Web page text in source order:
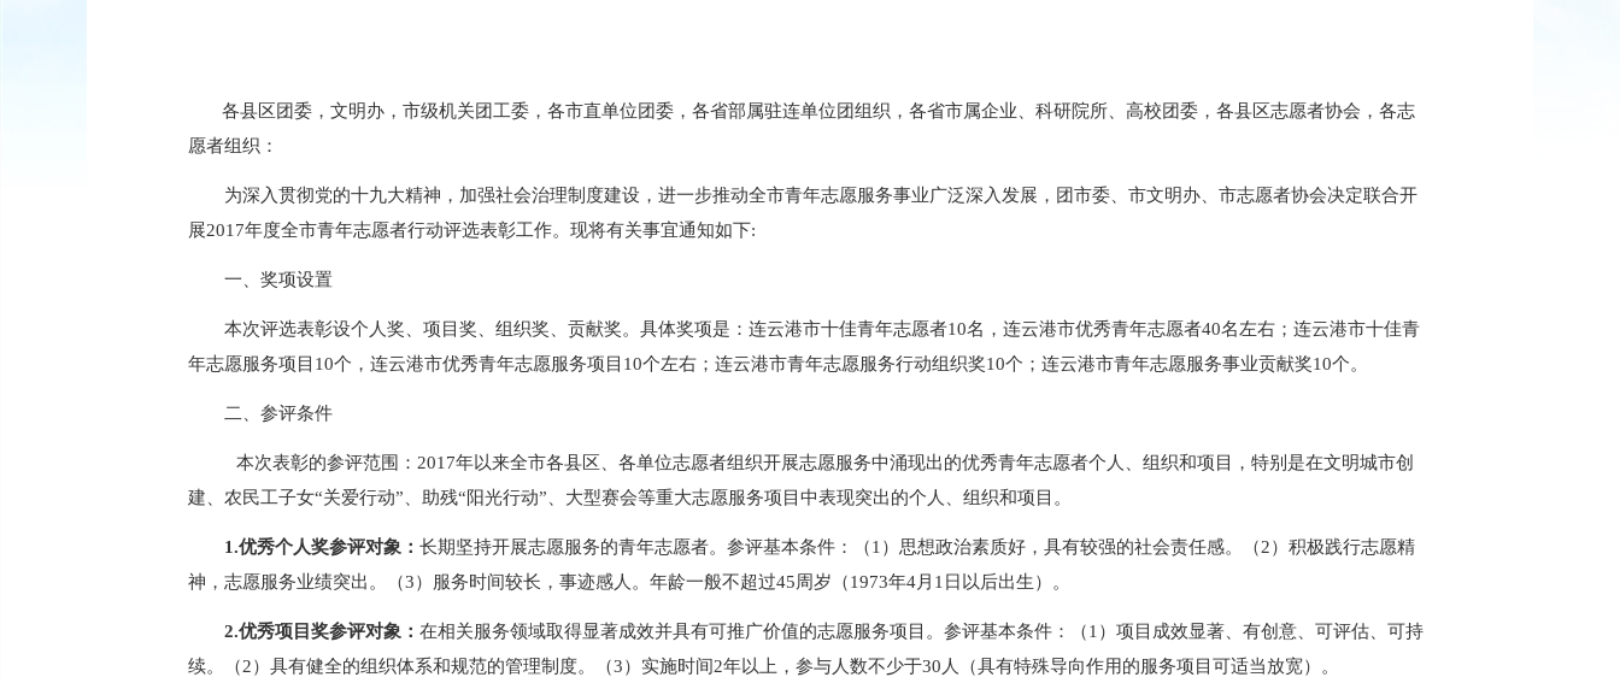
各县区团委，文明办，市级机关团工委，各市直单位团委，各省部属驻连单位团组织，各省市属企业、科研院所、高校团委，各县区志愿者协会，各志
愿者组织：
为深入贯彻党的十九大精神，加强社会治理制度建设，进一步推动全市青年志愿服务事业广泛深入发展，团市委、市文明办、市志愿者协会决定联合开
展2017年度全市青年志愿者行动评选表彰工作。现将有关事宜通知如下:
一、奖项设置
本次评选表彰设个人奖、项目奖、组织奖、贡献奖。具体奖项是：连云港市十佳青年志愿者10名，连云港市优秀青年志愿者40名左右；连云港市十佳青
年志愿服务项目10个，连云港市优秀青年志愿服务项目10个左右；连云港市青年志愿服务行动组织奖10个；连云港市青年志愿服务事业贡献奖10个。
二、参评条件
本次表彰的参评范围： 2017年以来全市各县区、各单位志愿者组织开展志愿服务中涌现出的优秀青年志愿者个人、组织和项目，特别是在文明城市创
建、农民工子女“关爱行动”、助残“阳光行动”、大型赛会等重大志愿服务项目中表现突出的个人、组织和项目。
1.优秀个人奖参评对象： 长期坚持开展志愿服务的青年志愿者。参评基本条件：（1）思想政治素质好，具有较强的社会责任感。（2）积极践行志愿精
神，志愿服务业绩突出。（3）服务时间较长，事迹感人。年龄一般不超过45周岁（1973年4月1日以后出生）。
2.优秀项目奖参评对象： 在相关服务领域取得显著成效并具有可推广价值的志愿服务项目。参评基本条件：（1）项目成效显著、有创意、可评估、可持
续。（2）具有健全的组织体系和规范的管理制度。（3）实施时间2年以上，参与人数不少于30人（具有特殊导向作用的服务项目可适当放宽）。